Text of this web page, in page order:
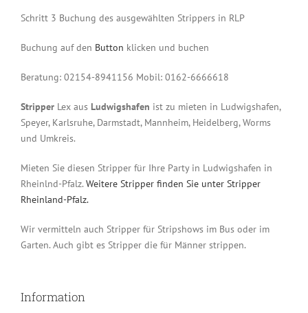
Schritt 3 Buchung des ausgewählten Strippers in RLP
Buchung auf den Button klicken und buchen
Beratung: 02154-8941156 Mobil: 0162-6666618
Stripper Lex aus Ludwigshafen ist zu mieten in Ludwigshafen,
Speyer, Karlsruhe, Darmstadt, Mannheim, Heidelberg, Worms
und Umkreis.
Mieten Sie diesen Stripper für Ihre Party in Ludwigshafen in
Rheinlnd-Pfalz. Weitere Stripper finden Sie unter Stripper
Rheinland-Pfalz.
Wir vermitteln auch Stripper für Stripshows im Bus oder im
Garten. Auch gibt es Stripper die für Männer strippen.
Information